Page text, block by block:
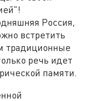
Россия,
встретить
традиционные
речь идет
памяти.